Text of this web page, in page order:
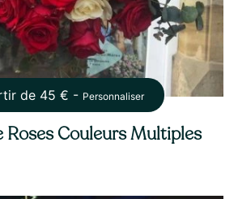
de 45 € - Personnaliser
Roses Couleurs Multiples